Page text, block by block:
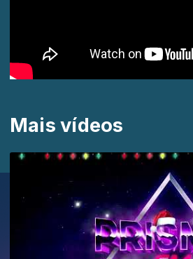
Mais vídeos